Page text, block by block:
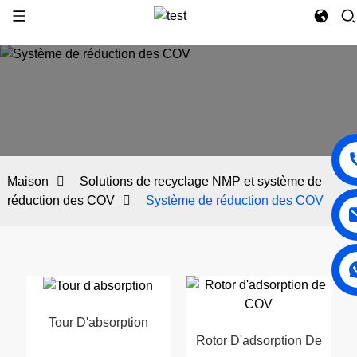
Maison
Solutions de recyclage NMP et système de
réduction des COV
Système de réduction des COV
Tour D'absorption
Rotor D'adsorption De